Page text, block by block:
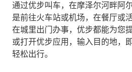
通过优步叫车，在摩泽尔河畔阿
是前往火车站或机场，在餐厅或
在城里出门办事，优步都能为您
或打开优步应用，输入目的地，
轻松出行。